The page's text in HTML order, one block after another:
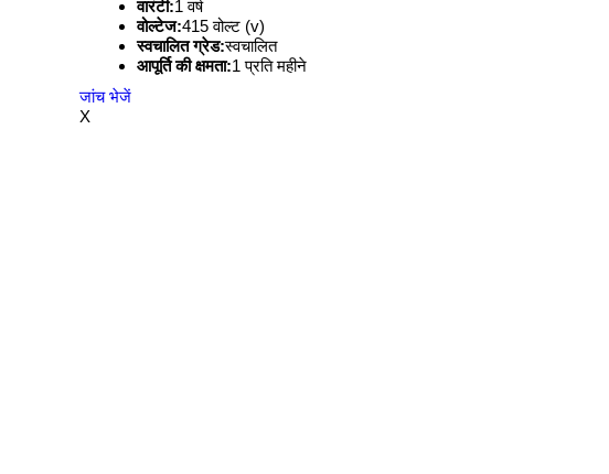
वारंटी:1 वर्ष
वोल्टेज:415 वोल्ट (v)
स्वचालित ग्रेड:स्वचालित
आपूर्ति की क्षमता:1 प्रति महीने
जांच भेजें
X